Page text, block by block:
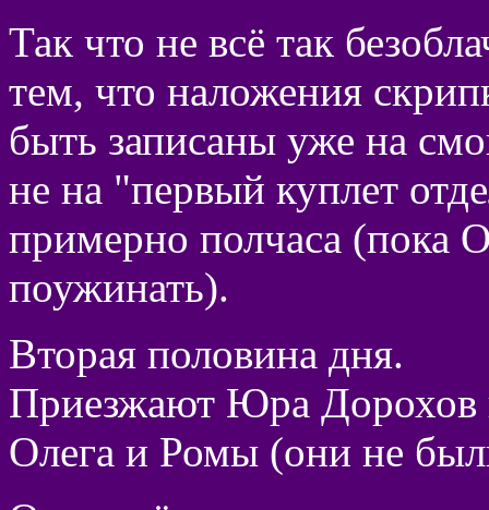
Так что не всё так
тем, что наложения
быть записаны уже на
не на "первый куплет
примерно полчаса (пока
поужинать).
Вторая половина дня.
Приезжают Юра Дорохов
Олега и Ромы (они не